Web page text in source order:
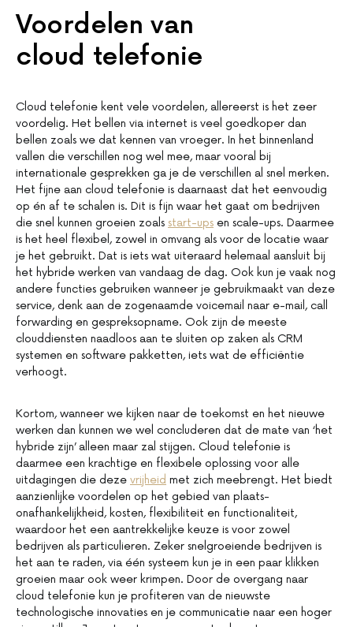
Voordelen van
cloud telefonie
Cloud telefonie kent vele voordelen, allereerst is het zeer
voordelig. Het bellen via internet is veel goedkoper dan
bellen zoals we dat kennen van vroeger. In het binnenland
vallen die verschillen nog wel mee, maar vooral bij
internationale gesprekken ga je de verschillen al snel merken.
Het fijne aan cloud telefonie is daarnaast dat het eenvoudig
op én af te schalen is. Dit is fijn waar het gaat om bedrijven
die snel kunnen groeien zoals start-ups en scale-ups. Daarmee
is het heel flexibel, zowel in omvang als voor de locatie waar
je het gebruikt. Dat is iets wat uiteraard helemaal aansluit bij
het hybride werken van vandaag de dag. Ook kun je vaak nog
andere functies gebruiken wanneer je gebruikmaakt van deze
service, denk aan de zogenaamde voicemail naar e-mail, call
forwarding en gespreksopname. Ook zijn de meeste
clouddiensten naadloos aan te sluiten op zaken als CRM
systemen en software pakketten, iets wat de efficiëntie
verhoogt.
Kortom, wanneer we kijken naar de toekomst en het nieuwe
werken dan kunnen we wel concluderen dat de mate van ‘het
hybride zijn’ alleen maar zal stijgen. Cloud telefonie is
daarmee een krachtige en flexibele oplossing voor alle
uitdagingen die deze vrijheid met zich meebrengt. Het biedt
aanzienlijke voordelen op het gebied van plaats-
onafhankelijkheid, kosten, flexibiliteit en functionaliteit,
waardoor het een aantrekkelijke keuze is voor zowel
bedrijven als particulieren. Zeker snelgroeiende bedrijven is
het aan te raden, via één systeem kun je in een paar klikken
groeien maar ook weer krimpen. Door de overgang naar
cloud telefonie kun je profiteren van de nieuwste
technologische innovaties en je communicatie naar een hoger